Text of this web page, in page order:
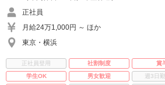
正社員
月給24万1,000円 ～ ほか
東京・横浜
正社員登用 社割制度 賞
学生OK
男女歓迎 週3日